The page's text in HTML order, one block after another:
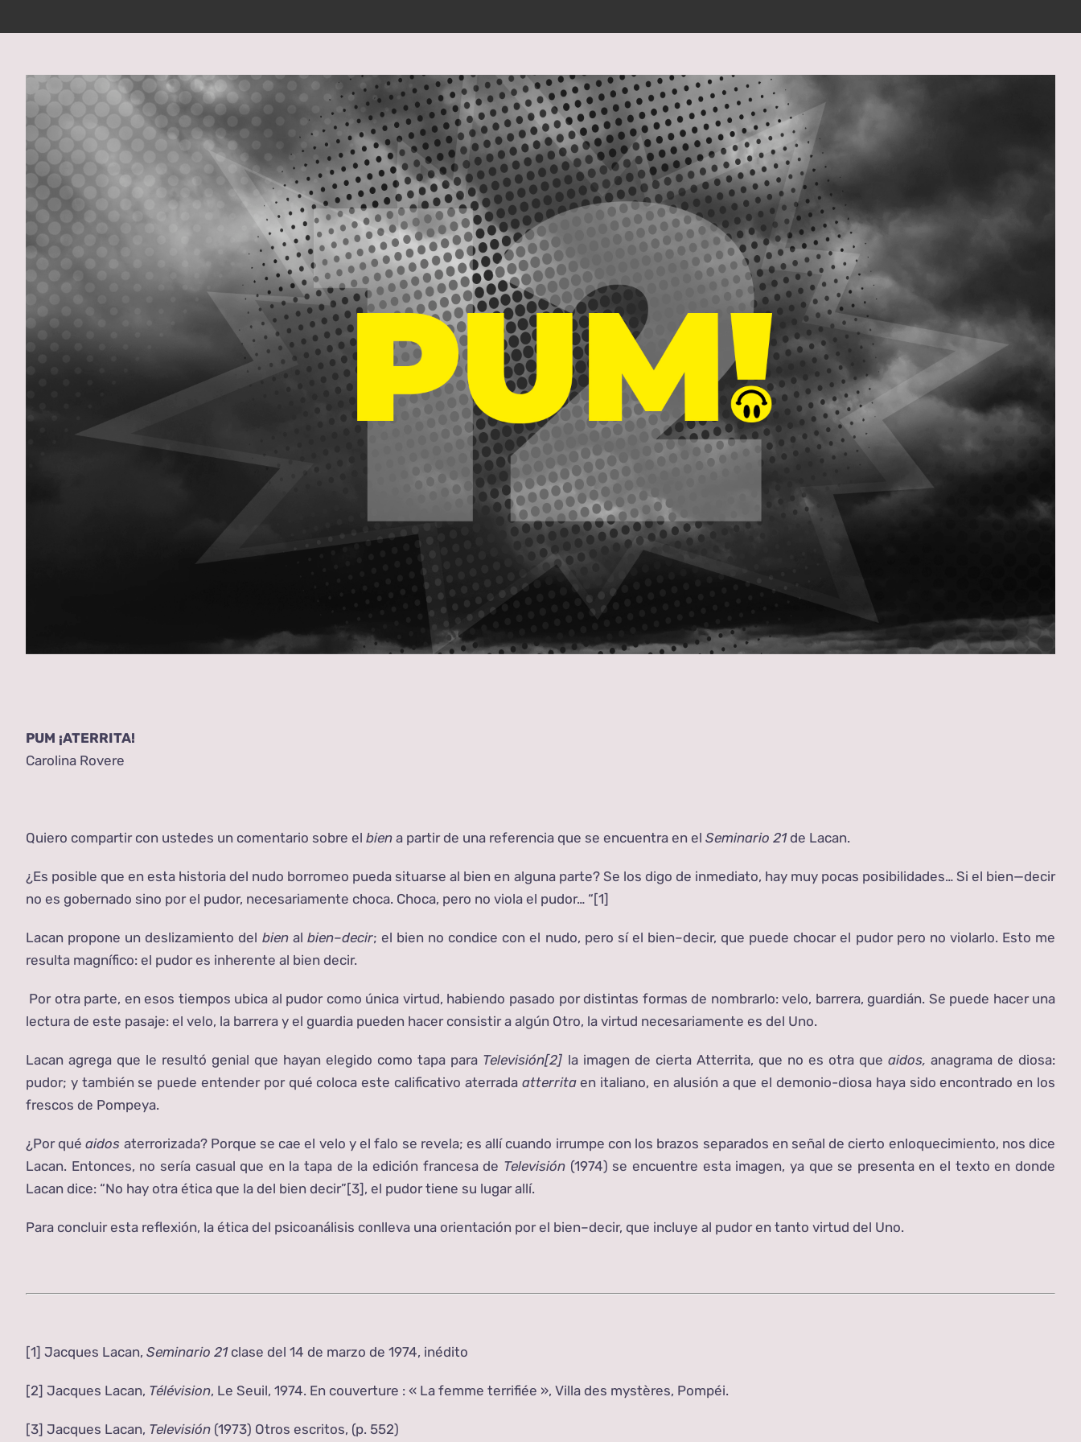
View
Larger
Image
PUM ¡ATERRITA!
Carolina Rovere
Quiero compartir con ustedes un comentario sobre el biena partir de una referencia que se encuentra en el Seminario 21de Lacan.
¿Es posible que en esta historia del nudo borromeo pueda situarse al bien en alguna parte? Se los digo de inmediato, hay muy pocas posibilidades… Si el bien—decir
no es gobernado sino por el pudor, necesariamente choca. Choca, pero no viola el pudor… “[1]
Lacan propone un deslizamiento del bienal bien–decir; el bien no condice con el nudo, pero sí el bien–decir, que puede chocar el pudor pero no violarlo. Esto me
resulta magnífico: el pudor es inherente al bien decir.
Por otra parte, en esos tiempos ubica al pudor como única virtud, habiendo pasado por distintas formas de nombrarlo: velo, barrera, guardián. Se puede hacer una
lectura de este pasaje: el velo, la barrera y el guardia pueden hacer consistir a algún Otro, la virtud necesariamente es del Uno.
Lacan agrega que le resultó genial que hayan elegido como tapa para Televisión[2] la imagen de cierta Atterrita, que no es otra que aidos, anagrama de diosa:
pudor; y también se puede entender por qué coloca este calificativo aterrada atterritaen italiano, en alusión a que el demonio-diosa haya sido encontrado en los
frescos de Pompeya.
¿Por quéaidos aterrorizada? Porque se cae el velo y el falo se revela; es allí cuando irrumpe con los brazos separados en señal de cierto enloquecimiento, nos dice
Lacan. Entonces, no sería casual que en la tapa de la edición francesa de Televisión (1974) se encuentre esta imagen, ya que se presenta en el texto en donde
Lacan dice: “No hay otra ética que la del bien decir”[3] , el pudor tiene su lugar allí.
Para concluir esta reflexión, la ética del psicoanálisis conlleva una orientación por el bien–decir, que incluye al pudor en tanto virtud del Uno.
[1] Jacques Lacan, Seminario 21 clase del 14 de marzo de 1974, inédito
[2] Jacques Lacan, Télévision, Le Seuil, 1974. En couverture : « La femme terrifiée », Villa des mystères, Pompéi.
[3] Jacques Lacan, Televisión(1973) Otros escritos, (p. 552)